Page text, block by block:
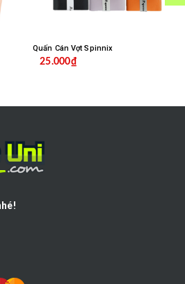
Quấn Cán Vợt Spinnix
25.000₫